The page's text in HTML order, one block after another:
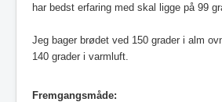
har bedst erfaring med skal ligge på 99
Jeg bager brødet ved 150 grader i alm
140 grader i varmluft.
Fremgangsmåde: